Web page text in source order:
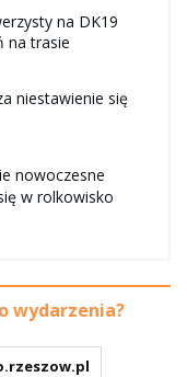
na DK19
na trasie
niestawienie się
nowoczesne
w rolkowisko
wydarzenia?